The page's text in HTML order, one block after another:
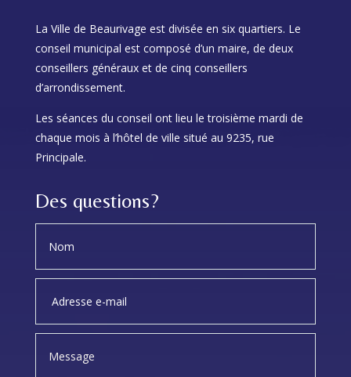
La Ville de Beaurivage est divisée en six quartiers. Le
conseil municipal est composé d’un maire, de deux
conseillers généraux et de cinq conseillers
d’arrondissement.
Les séances du conseil ont lieu le troisième mardi de
chaque mois à l’hôtel de ville situé au 9235, rue
Principale.
Des questions?